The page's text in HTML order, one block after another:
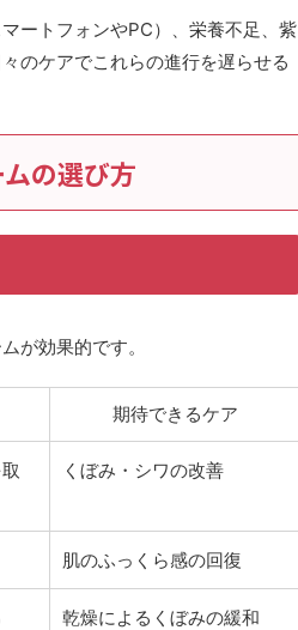
ートフォンやPC）、栄養不足、紫
のケアでこれらの進行を遅らせる
の選び方
が効果的です。
期待できるケア
くぼみ・シワの改善
肌のふっくら感の回復
乾燥によるくぼみの緩和